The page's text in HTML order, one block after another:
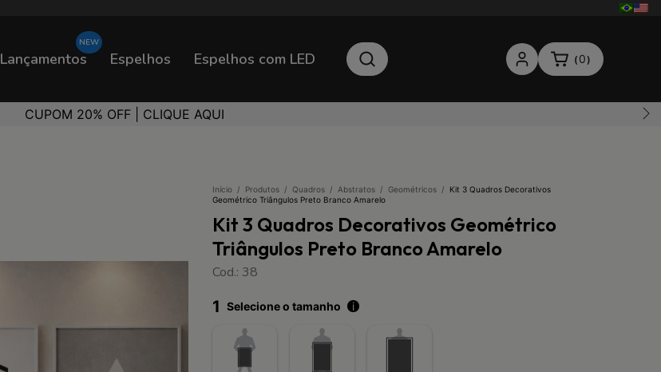
CUPOM 20% OFF | CLIQUE AQUI
Lançamentos Espelhos Espelhos com LED ( 0)
Início / Produtos / Quadros / Abstratos / Geométricos /
Kit 3 Quadros Decorativos
Geométrico Triângulos Preto Branco Amarelo
Kit 3 Quadros Decorativos Geométrico
Triângulos Preto Branco Amarelo
Cod.: 38
1 Selecione o tamanho i